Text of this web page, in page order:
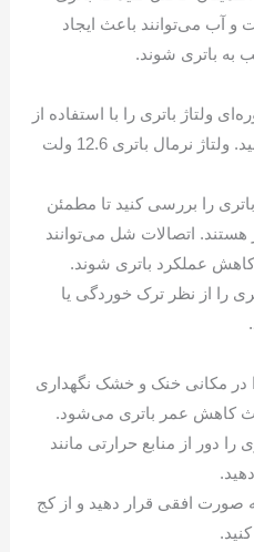
آب می‌توانند باعث ایجاد
به باتری شوند.
ولتاژ باتری را با استفاده از
ولت‌متر بررسی کنید. ولتاژ نرمال باتری 12.6 ولت
را بررسی کنید تا مطمئن
اتصالات شل می‌توانند
عملکرد باتری شوند.
را از نظر ترک خوردگی یا
در مکانی خنک و خشک نگهداری
کاهش عمر باتری می‌شود.
را دور از منابع حرارتی مانند
صورت افقی قرار دهید و از کج